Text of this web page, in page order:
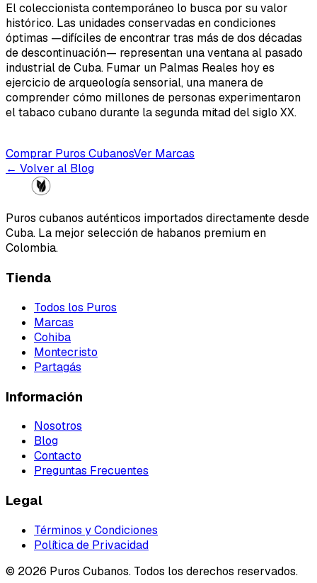
El coleccionista contemporáneo lo busca por su valor
histórico. Las unidades conservadas en condiciones
óptimas —difíciles de encontrar tras más de dos décadas
de descontinuación— representan una ventana al pasado
industrial de Cuba. Fumar un Palmas Reales hoy es
ejercicio de arqueología sensorial, una manera de
comprender cómo millones de personas experimentaron
el tabaco cubano durante la segunda mitad del siglo XX.
Comprar Puros CubanosVer Marcas
← Volver al Blog
Puros cubanos auténticos importados directamente desde
Cuba. La mejor selección de habanos premium en
Colombia.
Tienda
Todos los Puros
Marcas
Cohiba
Montecristo
Partagás
Información
Nosotros
Blog
Contacto
Preguntas Frecuentes
Legal
Términos y Condiciones
Política de Privacidad
© 2026 Puros Cubanos. Todos los derechos reservados.